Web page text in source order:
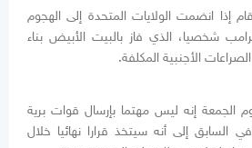
إذا انضمت الولايات المتحدة إلى الهجوم
شخصيا، الذي فاز بالبيت الأبيض بناء
الأجنبية المكلفة.
الجمعة إنه ليس مهتما بإرسال قوات برية
السابق إلى أنه سيتخذ قرارا نهائيا خلال